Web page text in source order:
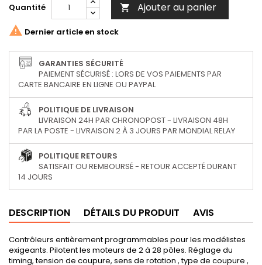
Quantité  Ajouter au panier
 Dernier article en stock
GARANTIES SÉCURITÉ
PAIEMENT SÉCURISÉ : LORS DE VOS PAIEMENTS PAR
CARTE BANCAIRE EN LIGNE OU PAYPAL
POLITIQUE DE LIVRAISON
LIVRAISON 24H PAR CHRONOPOST - LIVRAISON 48H
PAR LA POSTE - LIVRAISON 2 À 3 JOURS PAR MONDIAL RELAY
POLITIQUE RETOURS
SATISFAIT OU REMBOURSÉ - RETOUR ACCEPTÉ DURANT
14 JOURS
DESCRIPTION DÉTAILS DU PRODUIT AVIS
Contrôleurs entièrement programmables pour les modélistes
exigeants. Pilotent les moteurs de 2 à 28 pôles. Réglage du
timing, tension de coupure, sens de rotation , type de coupure ,